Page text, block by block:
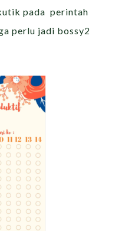
pada perintah
perlu jadi bossy2